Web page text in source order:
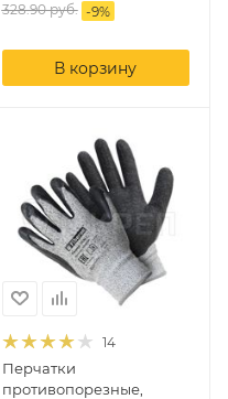
328.90руб. -9%
В корзину
14
Перчатки
противопорезные,